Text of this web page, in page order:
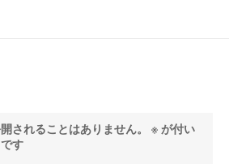
されることはありません。
※が付い
す